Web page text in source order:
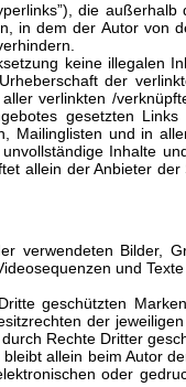
die
in dem der Autor von
keine illegalen
der
verlinkten /
gesetzten
Mailinglisten und in
Inhalte
allein der Anbieter
verwendeten Bilder,
und
geschützten
der
Rechte Dritter
allein beim Autor
oder